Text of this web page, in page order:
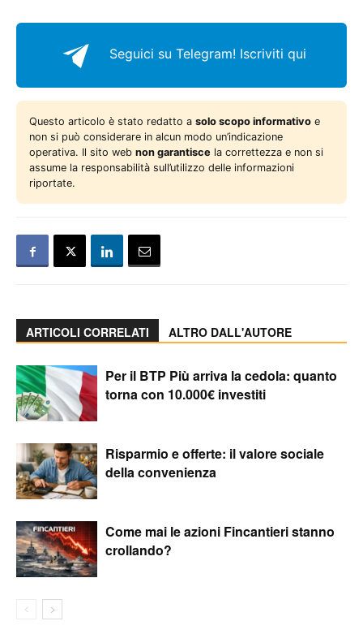
Seguici su Telegram! Iscriviti qui
Questo articolo è stato redatto a solo scopo informativo e
non si può considerare in alcun modo un’indicazione
operativa. Il sito web non garantisce la correttezza e non si
assume la responsabilità sull’utilizzo delle informazioni
riportate.
ARTICOLI CORRELATI ALTRO DALL'AUTORE
Per il BTP Più arriva la cedola: quanto
torna con 10.000€ investiti
Risparmio e offerte: il valore sociale
della convenienza
Come mai le azioni Fincantieri stanno
crollando?